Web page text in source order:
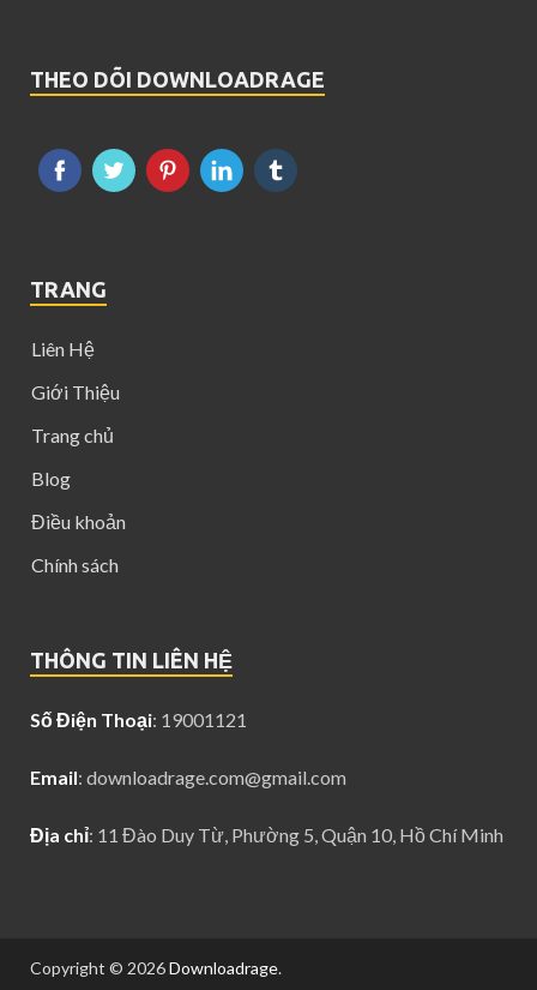
THEO DÕI DOWNLOADRAGE
TRANG
Liên Hệ
Giới Thiệu
Trang chủ
Blog
Điều khoản
Chính sách
THÔNG TIN LIÊN HỆ
Số Điện Thoại: 19001121
Email: downloadrage.com@gmail.com
Địa chỉ: 11 Đào Duy Từ, Phường 5, Quận 10, Hồ Chí Minh
Copyright © 2026Downloadrage.